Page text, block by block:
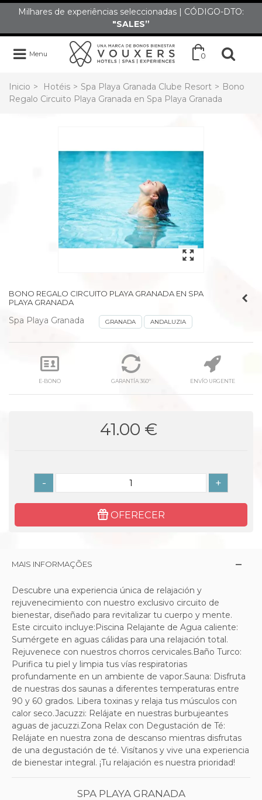
Milhares de experiências seleccionadas | CÓDIGO-DTO:
"SALES”
Menu 0
Inicio > Hotéis > Spa Playa Granada Clube Resort > Bono
Regalo Circuito Playa Granada en Spa Playa Granada
BONO REGALO CIRCUITO PLAYA GRANADA EN SPA
PLAYA GRANADA
Spa Playa Granada GRANADA ANDALUZIA
E-BONO GARANTÍA 360º ENVÍO URGENTE
41.00 €
- +
OFERECER
MAIS INFORMAÇÕES
Descubre una experiencia única de relajación y
rejuvenecimiento con nuestro exclusivo circuito de
bienestar, diseñado para revitalizar tu cuerpo y mente.
Este circuito incluye:Piscina Relajante de Agua caliente:
Sumérgete en aguas cálidas para una relajación total.
Rejuvenece con nuestros chorros cervicales.Baño Turco:
Purifica tu piel y limpia tus vías respiratorias
profundamente en un ambiente de vapor.Sauna: Disfruta
de nuestras dos saunas a diferentes temperaturas entre
90 y 60 grados. Libera toxinas y relaja tus músculos con
calor seco.Jacuzzi: Relájate en nuestras burbujeantes
aguas de jacuzzi.Zona Relax con Degustación de Té:
Relájate en nuestra zona de descanso mientras disfrutas
de una degustación de té. Visítanos y vive una experiencia
de bienestar integral. ¡Tu relajación es nuestra prioridad!
SPA PLAYA GRANADA